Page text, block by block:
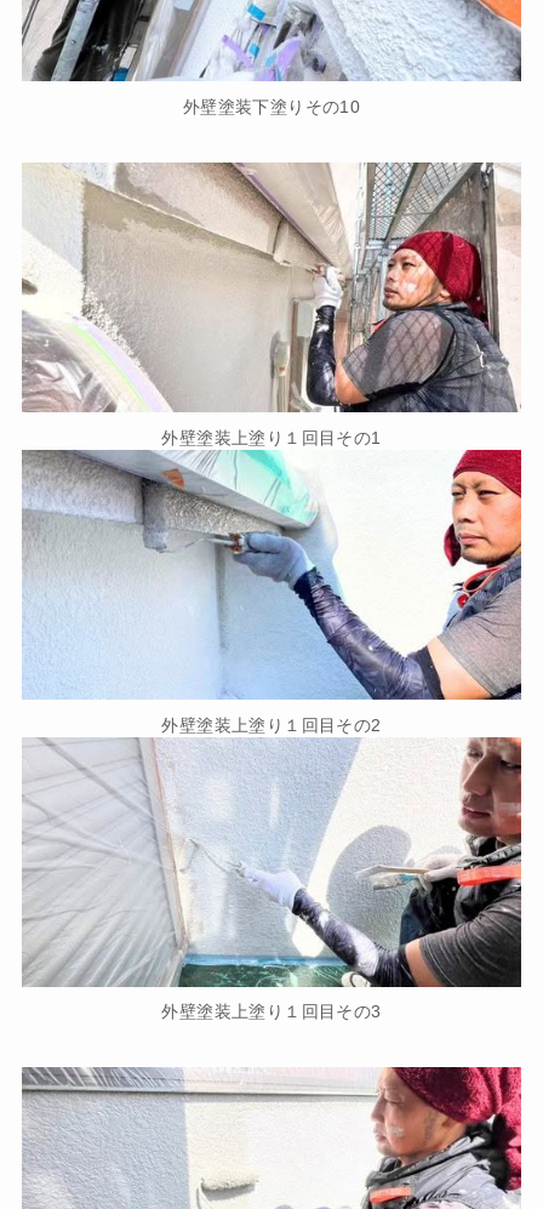
外壁塗装下塗りその10
外壁塗装上塗り１回目その1
外壁塗装上塗り１回目その2
外壁塗装上塗り１回目その3